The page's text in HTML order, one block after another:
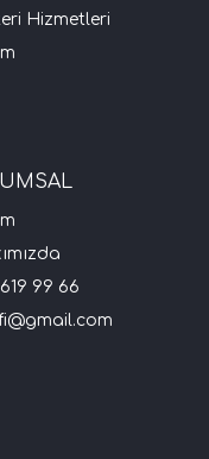
Hizmetleri
99 66